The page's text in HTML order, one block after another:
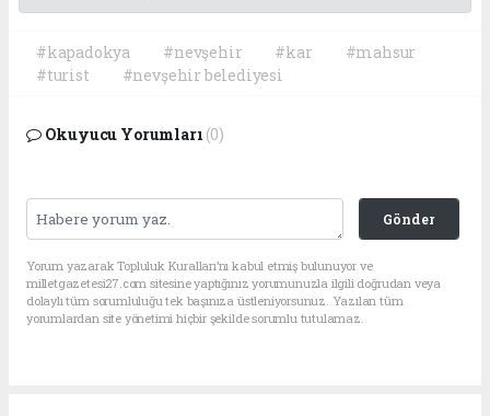
#kapadokya #nevşehir #kar
#mahsur
#turist
#nevşehir belediyesi
Okuyucu Yorumları (0)
Gönder
Yorum yazarak Topluluk Kuralları’nı kabul etmiş bulunuyor ve
milletgazetesi27.com sitesine yaptığınız yorumunuzla ilgili doğrudan veya
dolaylı tüm sorumluluğu tek başınıza üstleniyorsunuz. Yazılan tüm
yorumlardan site yönetimi hiçbir şekilde sorumlu tutulamaz.